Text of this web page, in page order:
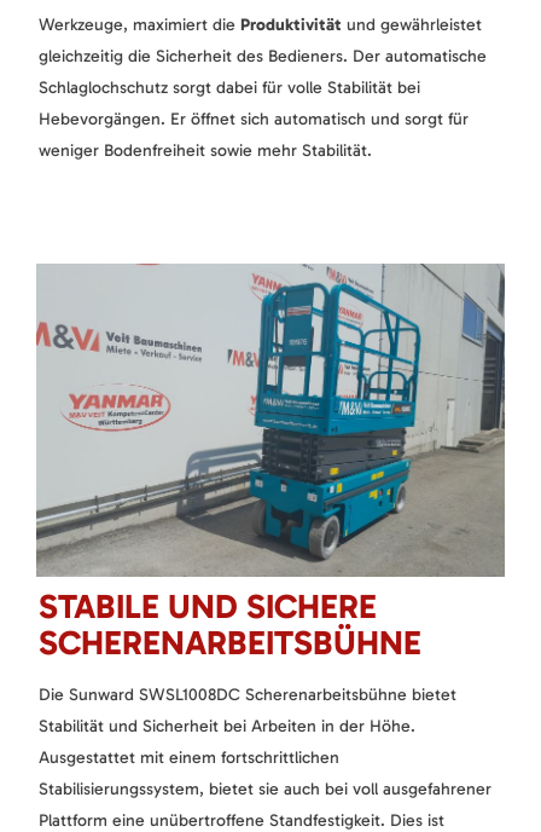
Werkzeuge, maximiert die Produktivität und gewährleistet
gleichzeitig die Sicherheit des Bedieners. Der automatische
Schlaglochschutz sorgt dabei für volle Stabilität bei
Hebevorgängen. Er öffnet sich automatisch und sorgt für
weniger Bodenfreiheit sowie mehr Stabilität.
STABILE UND SICHERE
SCHERENARBEITSBÜHNE
Die Sunward SWSL1008DC Scherenarbeitsbühne bietet
Stabilität und Sicherheit bei Arbeiten in der Höhe.
Ausgestattet mit einem fortschrittlichen
Stabilisierungssystem, bietet sie auch bei voll ausgefahrener
Plattform eine unübertroffene Standfestigkeit. Dies ist